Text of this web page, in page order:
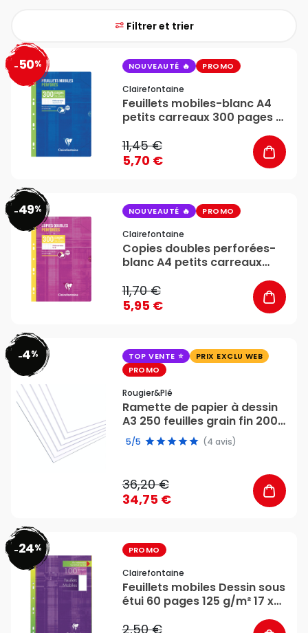
Filtrer et trier
-50% NOUVEAUTÉ PROMO
Clairefontaine
Feuillets mobiles-blanc A4
petits carreaux 300 pages -
11,45 €
5,70 €
-49% NOUVEAUTÉ PROMO
Clairefontaine
Copies doubles perforées-
blanc A4 petits carreaux
11,70 €
5,95 €
-4% TOP VENTE
PRIX EXCLU WEB
PROMO
Rougier&plé
Ramette de papier à dessin
A3 250 feuilles grain fin 200
g/m² - Rougier&Plé
5/5 (4 avis)
36,20 €
34,75 €
-24% PROMO
Clairefontaine
Feuillets mobiles Dessin sous
étui 60 pages 125 g/m² 17 x
2,50 €